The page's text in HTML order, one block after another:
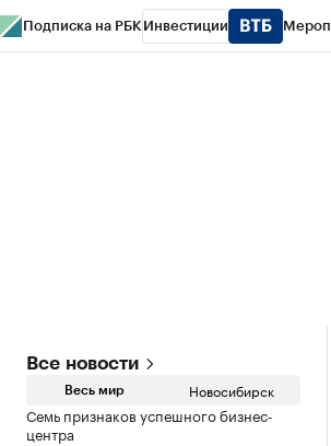
Подписка на РБК Инвестиции
Все новости
Весь мир Новосибирск
Семь признаков успешного бизнес-
центра